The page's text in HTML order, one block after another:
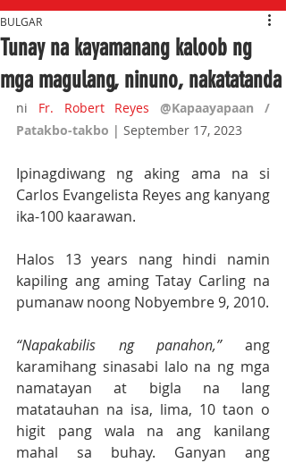
Tunay na kayamanang kaloob ng
mga magulang, ninuno, nakatatanda
BULGAR
ni Fr. Robert Reyes
@Kapaayapaan /
Patakbo-takbo | September 17, 2023
Ipinagdiwang ng aking ama na si
Carlos Evangelista Reyes ang kanyang
ika-100 kaarawan.
Halos 13 years nang hindi namin
kapiling ang aming Tatay Carling na
“Napakabilis ng panahon,” ang
karamihang sinasabi lalo na ng mga
namatayan at bigla na lang
matatauhan na isa, lima, 10 taon o
higit pang wala na ang kanilang
mahal sa buhay. Ganyan ang